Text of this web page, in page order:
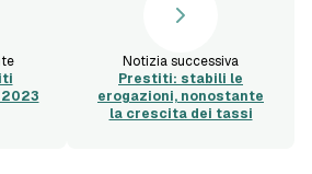
Notizia successiva
Prestiti: stabili le
erogazioni, nonostante
la crescita dei tassi